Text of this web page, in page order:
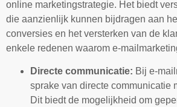
online marketingstrategie. Het biedt
die aanzienlijk kunnen bijdragen aan
conversies en het versterken van de
enkele redenen waarom e-
Directe communicatie: Bij e-
sprake van directe communicatie
Dit biedt de mogelijkheid om